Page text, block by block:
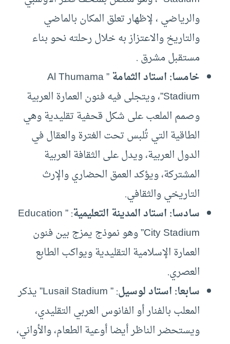
والرياضي ، لإظهار تعلق المكان بالماضي
والتاريخ والاعتزاز به خلال رحلته نحو بناء
مستقبل مشرق .
خامسا: استاد الثمامة ” Al Thumama
Stadium”، ويتجلى فيه فنون العمارة العربية
وصمم الملعب على شكل قحفية تقليدية وهي
الطاقية التي تُلبس تحت الغترة والعقال في
الدول العربية، ويدل على الثقافة العربية
المشتركة، ويؤكد العمق الحضاري والإرث
التاريخي والثقافي.
سادسا: استاد المدينة التعليمية
: ” Education
City Stadium” وهو نموذج يمزج بين فنون
العمارة الإسلامية التقليدية ويواكب الطابع
العصري.
سابعا: استاد لوسيل
: ” Lusail Stadium” يذكر
المعلب بالفنار أو الفانوس العربي التقليدي،
ويستحضر الناظر أيضا أوعية الطعام، والأواني،